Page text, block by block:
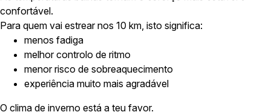
confortável.
Para quem vai estrear nos 10 km, isto significa:
menos fadiga
melhor controlo de ritmo
menor risco de sobreaquecimento
experiência muito mais agradável
O clima de inverno está a teu favor.